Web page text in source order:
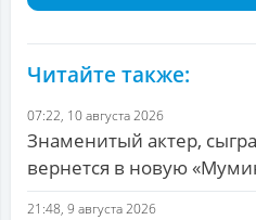
Читайте также:
07:22, 10 августа 2026
Знаменитый актер,
вернется в новую
21:48, 9 августа 2026